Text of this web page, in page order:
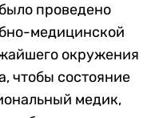
проведено
медицинской
окружения
чтобы состояние
медик,